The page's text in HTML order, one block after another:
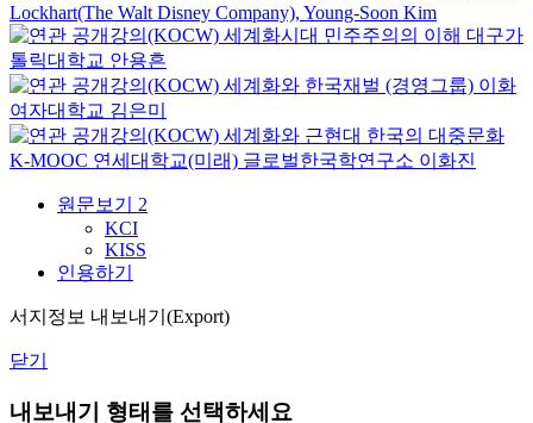
Lockhart(The Walt Disney Company), Young-Soon Kim
세계화시대 민주주의의 이해 대구가
톨릭대학교 안용흔
세계화와 한국재벌 (경영그룹) 이화
여자대학교 김은미
세계화와 근현대 한국의 대중문화
K-MOOC 연세대학교(미래) 글로벌한국학연구소 이화진
원문보기 2
KCI
KISS
인용하기
서지정보 내보내기(Export)
닫기
내보내기 형태를 선택하세요